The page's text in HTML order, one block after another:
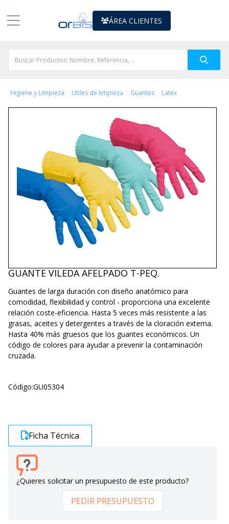
ÁREA CLIENTES
Higiene y Limpieza Utiles de limpieza Guantes Latex
GUANTE VILEDA AFELPADO T-PEQ.
Guantes de larga duración con diseño anatómico para
comodidad, flexibilidad y control - proporciona una excelente
relación coste-eficiencia. Hasta 5 veces más resistente a las
grasas, aceites y detergentes a través de la cloración externa.
Hasta 40% más gruesos que los guantes económicos. Un
código de colores para ayudar a prevenir la contaminación
cruzada.
Código:GU05304
Ficha Técnica
¿Quieres solicitar un presupuesto de este producto?
PEDIR PRESUPUESTO